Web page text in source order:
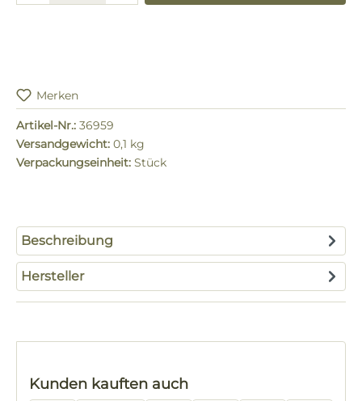
Merken
Artikel-Nr.: 36959
Versandgewicht: 0,1 kg
Verpackungseinheit: Stück
Beschreibung
Hersteller
Produktgalerie überspringen
Kunden kauften auch